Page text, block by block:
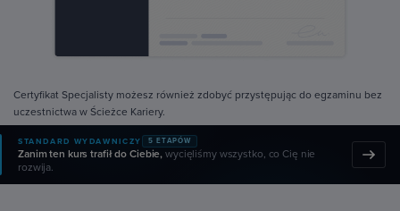
Certyfikat Specjalisty możesz również zdobyć przystępując do egzaminu bez
uczestnictwa w Ścieżce Kariery.
STANDARD WYDAWNICZY 5 ETAPÓW
Zanim ten kurs trafił do Ciebie,wycięliśmy wszystko, co Cię nie
rozwija.